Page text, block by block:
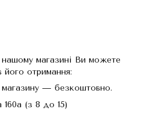
нашому магазині Ви можете
його отримання:
— безкоштовно.
160а (з 8 до 15)